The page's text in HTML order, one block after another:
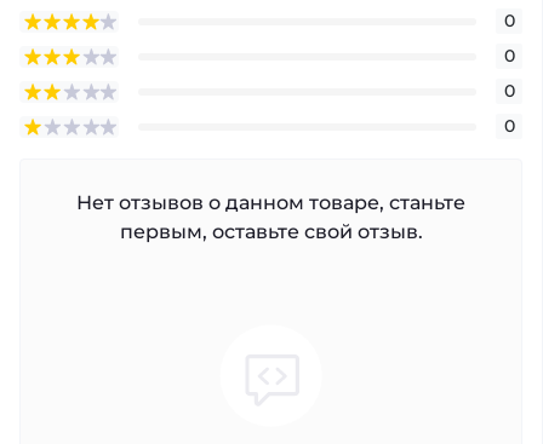
0
0
0
0
Нет отзывов о данном товаре, станьте
первым, оставьте свой отзыв.